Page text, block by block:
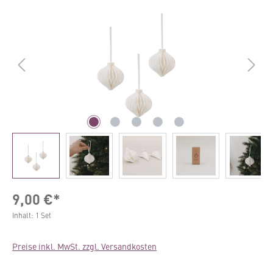
9,00 €*
Inhalt: 1 Set
Preise inkl. MwSt. zzgl. Versandkosten